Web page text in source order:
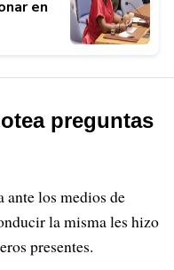
en
preguntas
ante los medios de
la misma les hizo
presentes.